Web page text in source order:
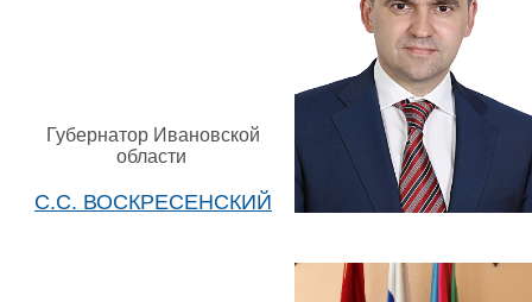
Губернатор Ивановской
области
С.С. ВОСКРЕСЕНСКИЙ